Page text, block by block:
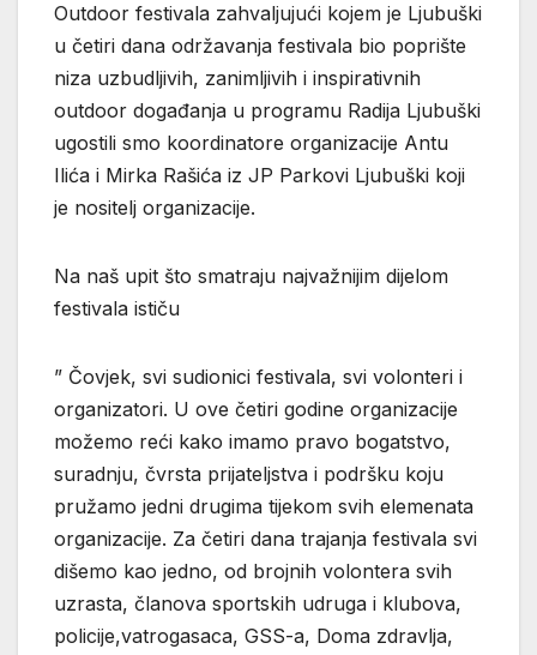
Outdoor festivala zahvaljujući kojem je Ljubuški
u četiri dana održavanja festivala bio poprište
niza uzbudljivih, zanimljivih i inspirativnih
outdoor događanja u programu Radija Ljubuški
ugostili smo koordinatore organizacije Antu
Ilića i Mirka Rašića iz JP Parkovi Ljubuški koji
je nositelj organizacije.
Na naš upit što smatraju najvažnijim dijelom
festivala ističu
” Čovjek, svi sudionici festivala, svi volonteri i
organizatori. U ove četiri godine organizacije
možemo reći kako imamo pravo bogatstvo,
suradnju, čvrsta prijateljstva i podršku koju
pružamo jedni drugima tijekom svih elemenata
organizacije. Za četiri dana trajanja festivala svi
dišemo kao jedno, od brojnih volontera svih
uzrasta, članova sportskih udruga i klubova,
policije,vatrogasaca, GSS-a, Doma zdravlja,